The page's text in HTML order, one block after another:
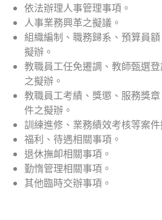
依法辦理人事管理事項。
人事業務興革之擬議。
組織編制、職務歸系、預算員
擬辦。
教職員工任免遷調、教師甄選
之擬辦。
教職員工考績、獎懲、服務獎
件之擬辦。
訓練進修、業務績效考核等案件
福利、待遇相關事項。
退休撫卹相關事項。
勤惰管理相關事項。
其他臨時交辦事項。